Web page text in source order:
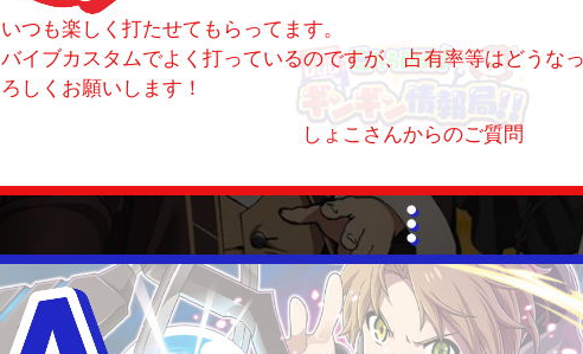
いつも楽しく打たせてもらってます。
バイブカスタムでよく打っているのですが、占有率等はどうな
ろしくお願いします！
しょこさんからのご質問